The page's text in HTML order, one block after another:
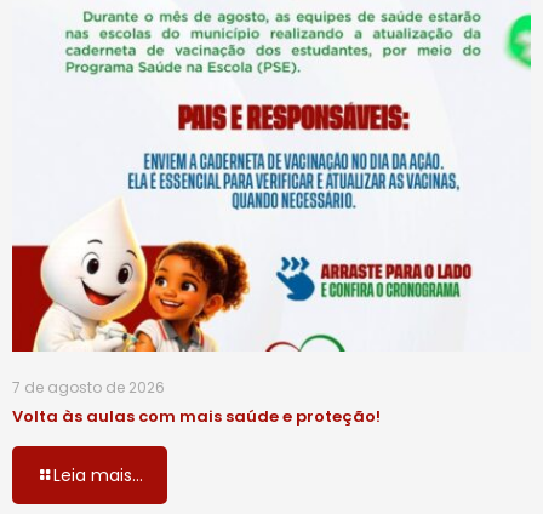
7 de agosto de 2026
Volta às aulas com mais saúde e proteção!
Leia mais...